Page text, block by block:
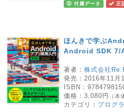
付属データ 正
ほんきで学ぶ
Android SDK 7/
著者： 株式会社
発売： 2016年11月
ISBN：
価格： 3,080円 （本
カテゴリ： プログ